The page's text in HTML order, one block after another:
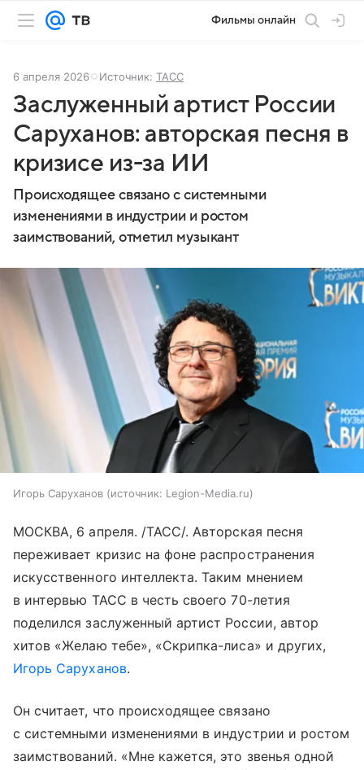
Фильмы онлайн
6 апреля 2026 Источник: ТАСС
Заслуженный артист России
Саруханов: авторская песня в
кризисе из-за ИИ
Происходящее связано с системными
изменениями в индустрии и ростом
заимствований, отметил музыкант
Игорь Саруханов источник: Legion-Media.ru
МОСКВА, 6 апреля. /ТАСС/. Авторская песня
переживает кризис на фоне распространения
искусственного интеллекта. Таким мнением
в интервью ТАСС в честь своего 70-летия
поделился заслуженный артист России, автор
хитов «Желаю тебе», «Скрипка-лиса» и других,
Игорь Саруханов.
Он считает, что происходящее связано
с системными изменениями в индустрии и ростом
заимствований. «Мне кажется, это звенья одной